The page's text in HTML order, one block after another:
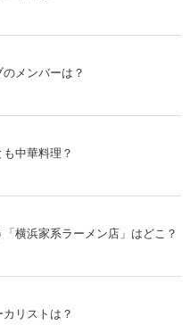
メンバーは？
中華料理？
横浜家系ラーメン店」はどこ？
リストは？